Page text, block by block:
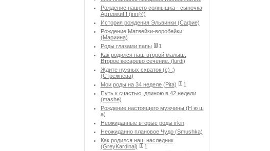
Рождение нашего солнышка - сыночка
Артёмки!!! (inn@)
История рождения Эльвинки (Сафие)
Рождение Матвейки-воробейки
(Мариина)
Роды глазами папы
1
Как родился наш второй малыш.
Второе кесарево сечение. (lurdi)
Ждите нужных схваток (с) :)
(Стрежнева)
Мои роды на 34 неделе (Pita)
1
Путь к счастью, длиною в 42 недели
(mashe)
Рождение настоящего мужчины (Н ю ш
а)
Неожиданные вторые роды irkin
Неожиданно плановое Чудо (Smushka)
Как родился наш наследник
(GreyKardinal)
1